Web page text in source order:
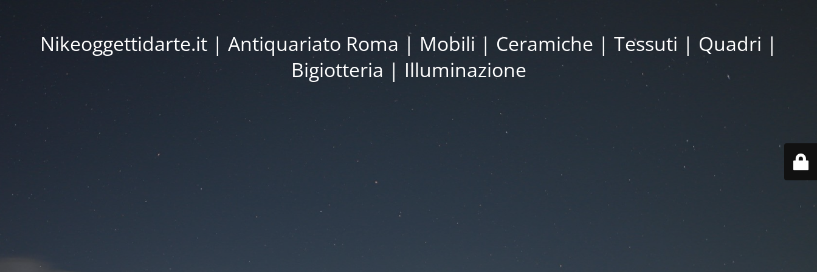
Nikeoggettidarte.it | Antiquariato Roma | Mobili | Ceramiche | Tessuti | Quadri |
Bigiotteria | Illuminazione